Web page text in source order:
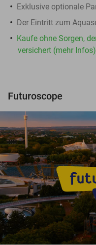
Exklusive optionale
Der Eintritt zum
Kaufe ohne Sorgen,
versichert (mehr Infos)
Futuroscope